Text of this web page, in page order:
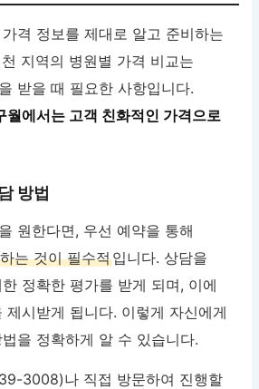
격 정보를 제대로 알고 준비하는
지역의 병원별 가격 비교는
받을 때 필요한 사항입니다.
월에서는 고객 친화적인 가격으로
방법
원한다면, 우선 예약을 통해
는 것이 필수적입니다. 상담을
정확한 평가를 받게 되며, 이에
제시받게 됩니다. 이렇게 자신에게
을 정확하게 알 수 있습니다.
3008)나 직접 방문하여 진행할